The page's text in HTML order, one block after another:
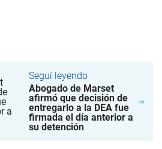
Seguí leyendo
Abogado de Marset
afirmó que decisión de
entregarlo a la DEA fue
firmada el día anterior a
su detención